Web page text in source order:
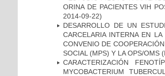
ORINA DE PACIENTES VIH
2014-09-22)
DESARROLLO DE UN
CARCELARIA INTERNA EN
CONVENIO DE
SOCIAL (MPS) Y LA OPS/OMS
CARACTERIZACIÓN
MYCOBACTERIUM